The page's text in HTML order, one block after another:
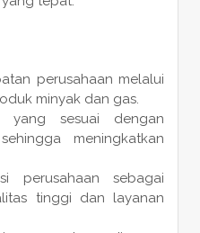
perusahaan melalui
minyak dan gas.
yang sesuai dengan
meningkatkan
perusahaan sebagai
tinggi dan layanan